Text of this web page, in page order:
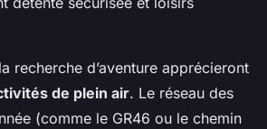
recherche d’aventure apprécieront
de plein air. Le réseau des
(comme le GR46 ou le chemin